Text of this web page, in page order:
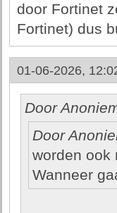
door Fortinet
Fortinet) dus
01-06-2026,
Door
Door
worden ook
Wanneer